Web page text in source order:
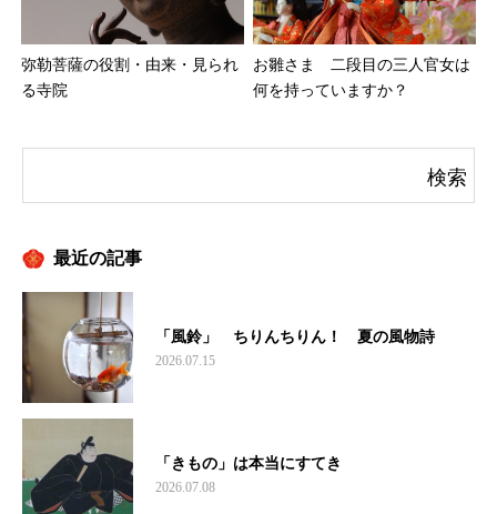
弥勒菩薩の役割・由来・見られ
る寺院
お雛さま 二段目の三人官女は
何を持っていますか？
最近の記事
「風鈴」 ちりんちりん！ 夏の風物詩
2026.07.15
「きもの」は本当にすてき
2026.07.08